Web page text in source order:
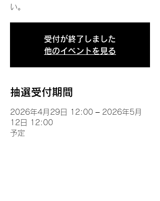
い。
受付が終了しました
他のイベントを見る
抽選受付期間
2026年4月29日 12:00 – 2026年5月
12日 12:00
予定